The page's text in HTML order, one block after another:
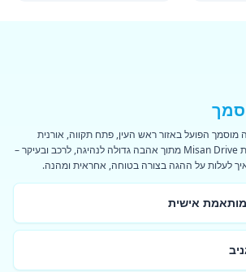
מוסמך הפועל באזור ראש העין, פתח תקווה, אורנית
והסביבה. בחרתי להקים את Misan Drive מתוך אהבה גדולה לנהיגה, לרכב ובעיקר –
לעלות על ההגה בצורה בטוחה, אחראית ומהנה.
אישית